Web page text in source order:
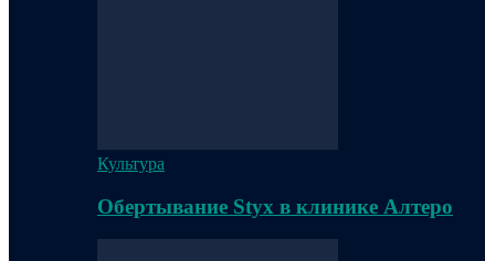
Культура
Обертывание Styx в клинике Алтеро